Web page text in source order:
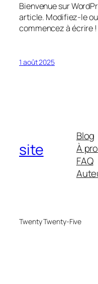
Bienvenue sur
article. Modifiez-le
commencez à écrire !
1 août 2025
site
Blog
À
FAQ
Twenty Twenty-Five